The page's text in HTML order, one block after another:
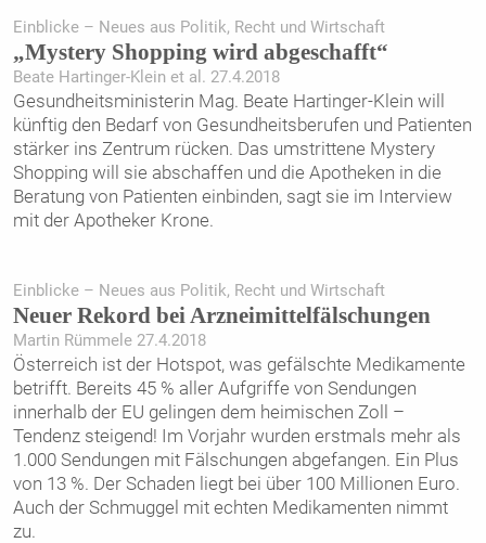
Einblicke – Neues aus Politik, Recht und Wirtschaft
„Mystery Shopping wird abgeschafft“
Beate Hartinger-Klein et al. 27.4.2018
Gesundheitsministerin Mag. Beate Hartinger-Klein will
künftig den Bedarf von Gesundheitsberufen und Patienten
stärker ins Zentrum rücken. Das umstrittene Mystery
Shopping will sie abschaffen und die Apotheken in die
Beratung von Patienten einbinden, sagt sie im Interview
mit der Apotheker Krone.
Einblicke – Neues aus Politik, Recht und Wirtschaft
Neuer Rekord bei Arzneimittelfälschungen
Martin Rümmele 27.4.2018
Österreich ist der Hotspot, was gefälschte Medikamente
betrifft. Bereits 45 % aller Aufgriffe von Sendungen
innerhalb der EU gelingen dem heimischen Zoll –
Tendenz steigend! Im Vorjahr wurden erstmals mehr als
1.000 Sendungen mit Fälschungen abgefangen. Ein Plus
von 13 %. Der Schaden liegt bei über 100 Millionen Euro.
Auch der Schmuggel mit echten Medikamenten nimmt
zu.